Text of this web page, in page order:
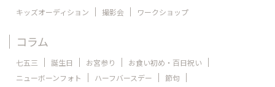
キッズオーディション 撮影会 ワークショップ
コラム
七五三 誕生日 お宮参り
お食い初め・百日祝い
ニューボーンフォト
ハーフバースデー
節句